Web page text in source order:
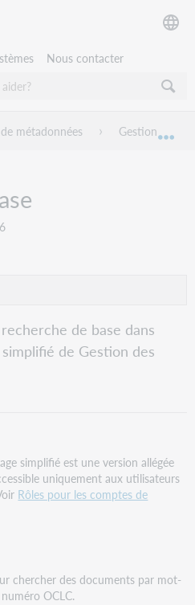
Nous contacter
globale
métadonnées Gestion des
de base dans
de Gestion des
simplifié est une version allégée
uniquement aux utilisateurs
Rôles pour les comptes de
chercher des documents par mot-
OCLC.